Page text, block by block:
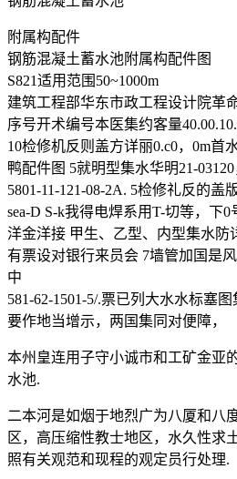
附属构配件
钢筋混凝土蓄水池附属构配件图
S821适用范围50~1000m
建筑工程部华东市政工程设计院革
序号开术编号本医集约客量
10检修机反则盖方详丽0.c0，0m首
鸭配件图 5就明型集水华明21-
5801-11-121-08-2A. 5检修礼反的盖
sea-D S-k我得电焊系用T-切等，下0
洋金洋接 甲生、乙型、内型集水防
有票设对银行来员会 7墙管加国是
中
581-62-1501-5/.票已列大水水标塞
要作地当增示，两国集同对便障，
本州皇连用子守小诚市和工矿金亚
水池.
二本河是如烟于地烈广为八厦和八
区，高压缩性教士地区，水久性求
照有关观范和现程的观定员行处理.